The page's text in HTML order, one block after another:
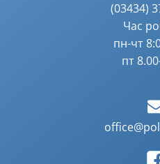
(03434)
Час
пн-чт
пт